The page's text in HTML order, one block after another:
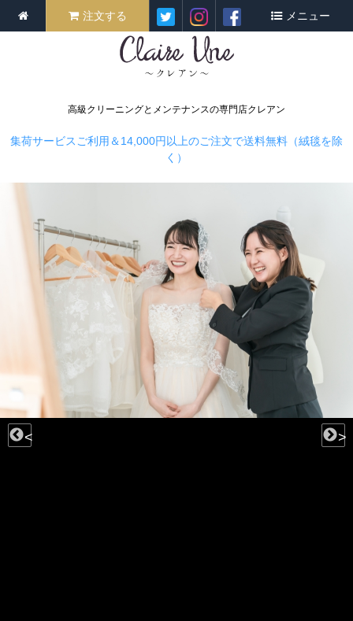
高級クリーニングとメンテナンスの専門店クレアン
注文する メニュー
集荷サービスご利用＆14,000円以上のご注文で送料無料（絨毯を除
く）
< >